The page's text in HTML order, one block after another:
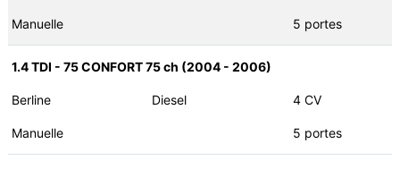
Manuelle 5 portes
1.4 TDI - 75 CONFORT 75 ch (2004 - 2006)
Berline Diesel 4 CV
Manuelle 5 portes